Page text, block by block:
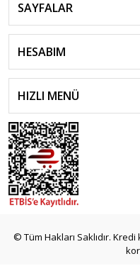
SAYFALAR
HESABIM
HIZLI MENÜ
© Tüm Hakları Saklıdır.